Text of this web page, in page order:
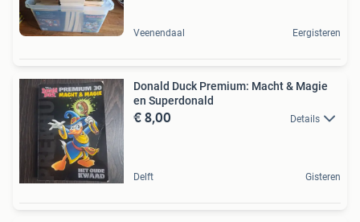
Veenendaal Eergisteren
Donald Duck Premium: Macht & Magie
en Superdonald
€ 8,00 Details
Delft Gisteren